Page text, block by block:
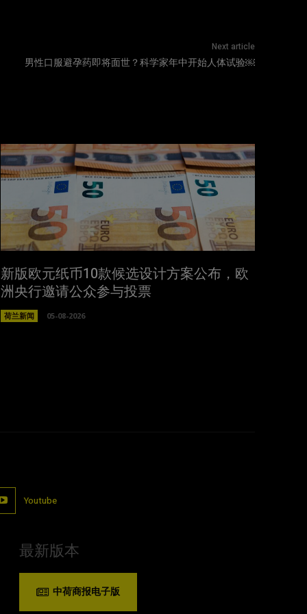
Next article
男性口服避孕药即将面世？科学家年中开始人体试验￼
新版欧元纸币10款候选设计方案公布，欧
洲央行邀请公众参与投票
荷兰新闻 05-08-2026
Youtube
最新版本
中荷商报电子版